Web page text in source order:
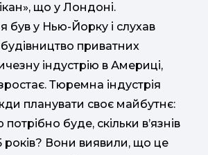
що у Лондоні.
був у Нью-Йорку і слухав
приватних
індустрію в Америці,
Тюремна індустрія
планувати своє майбутнє:
потрібно буде, скільки в’язнів
років? Вони виявили, що це